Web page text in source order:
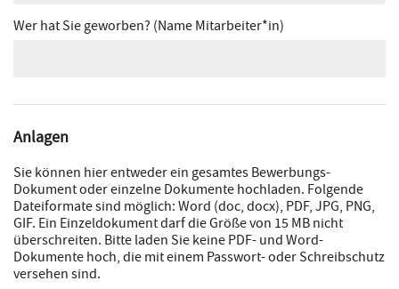
Wer hat Sie geworben? (Name Mitarbeiter*in)
Anlagen
Sie können hier entweder ein gesamtes Bewerbungs-
Dokument oder einzelne Dokumente hochladen. Folgende
Dateiformate sind möglich: Word (doc, docx), PDF, JPG, PNG,
GIF. Ein Einzeldokument darf die Größe von 15 MB nicht
überschreiten. Bitte laden Sie keine PDF- und Word-
Dokumente hoch, die mit einem Passwort- oder Schreibschutz
versehen sind.